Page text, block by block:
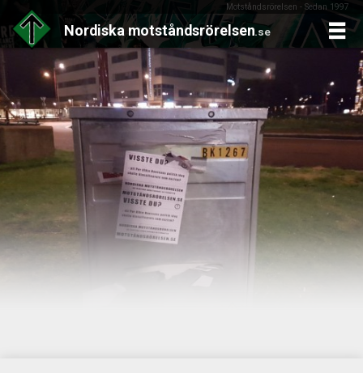
Motståndsrörelsen - Sedan 1997
Nordiska motståndsrörelsen.se
Skip
to
content